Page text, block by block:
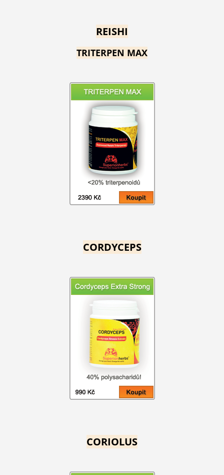
REISHI
TRITERPEN MAX
CORDYCEPS
CORIOLUS